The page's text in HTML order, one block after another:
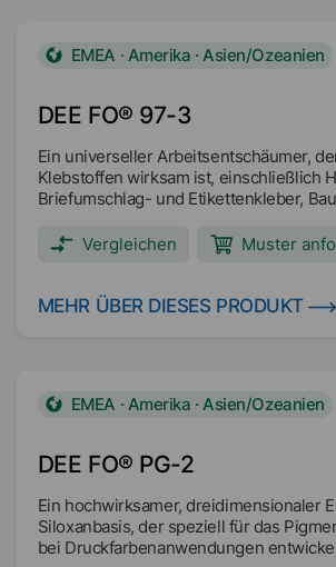
DEE FO® 97-3
EMEA · Amerika · Asien/Ozeanien
Ein universeller Arbeitsentschäumer,
Klebstoffen wirksam ist, einschließlich
Briefumschlag- und Etikettenkleber,
effizient bei der Dispergierung von
Entschäumung von Metallic-Tinten. Der
Holzlacken und einer Vielzahl von
Vergleichen Muster
MEHR ÜBER DIESES PRODUKT
DEE FO® PG-2
EMEA · Amerika · Asien/Ozeanien
Ein hochwirksamer, dreidimensionaler
Siloxanbasis, der speziell für das
bei Druckfarbenanwendungen